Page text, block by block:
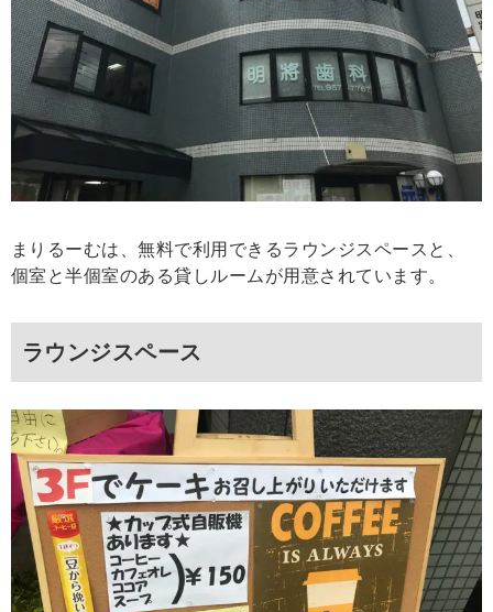
まりるーむは、無料で利用できるラウンジスペースと、
個室と半個室のある貸しルームが用意されています。
ラウンジスペース